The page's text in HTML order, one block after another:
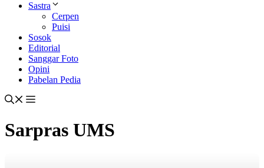
Sastra
Cerpen
Puisi
Sosok
Editorial
Sanggar Foto
Opini
Pabelan Pedia
Sarpras UMS